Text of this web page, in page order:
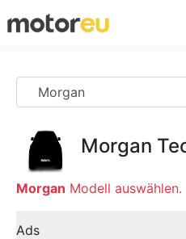
Morgan
Morgan Modell auswählen.
Ads